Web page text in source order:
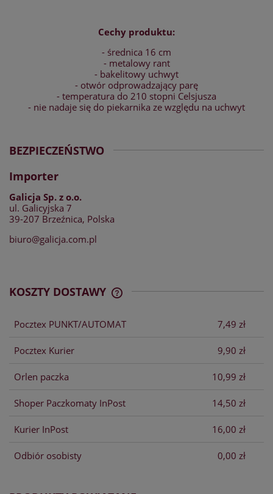
Cechy produktu:
- średnica 16 cm
- metalowy rant
- bakelitowy uchwyt
- otwór odprowadzający parę
- temperatura do 210 stopni Celsjusza
- nie nadaje się do piekarnika ze względu na uchwyt
BEZPIECZEŃSTWO
Importer
Galicja Sp. z o.o.
ul. Galicyjska 7
39-207 Brzeźnica, Polska
biuro@galicja.com.pl
KOSZTY DOSTAWY
Pocztex PUNKT/AUTOMAT 7,49 zł
Pocztex Kurier 9,90 zł
Orlen paczka 10,99 zł
Shoper Paczkomaty InPost 14,50 zł
Kurier InPost 16,00 zł
Odbiór osobisty 0,00 zł